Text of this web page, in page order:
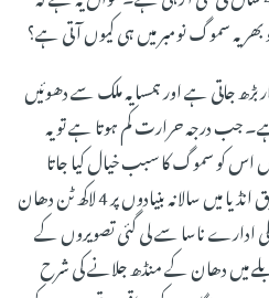
یہ سموگ نومبر میں ہی کیوں آتی ہے؟
بڑھ جاتی ہے اور ہمسایہ ملک سے دھوئیں
جب درجہ حرارت کم ہوتا ہے تو یہ
اس کو سموگ کا سبب خیال کیا جاتا
ہے۔ بین الاقوامی رپورٹس کے مطابق انڈیا میں سالانہ بنیادوں پر 4 لاکھ ٹن دھان
ادارے ناسا سے لی گئی تصویروں کے
میں دھان کے منڈھ جلانے کی شرح